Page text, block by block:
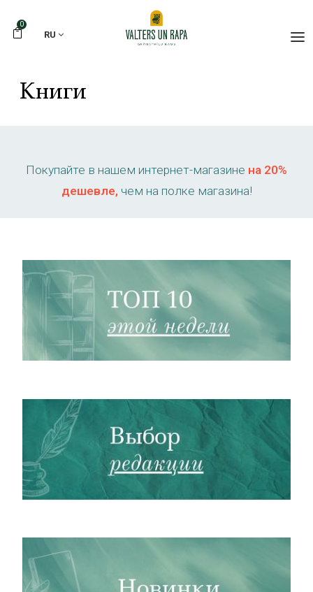
0
RU
Книги
Покупайте в нашем интернет-магазине на 20%
дешевле, чем на полке магазина!